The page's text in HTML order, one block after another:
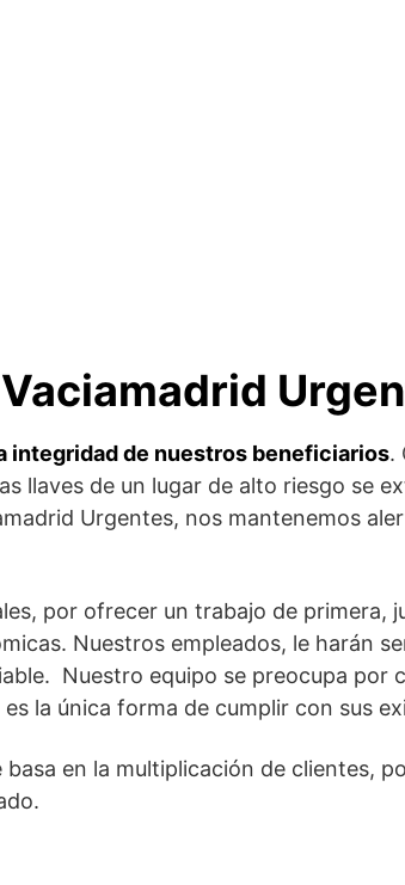
integridad de nuestros beneficiarios.
llaves de un lugar de alto riesgo se
Urgentes, nos mantenemos
por ofrecer un trabajo de primera,
Nuestros empleados, le harán
Nuestro equipo se preocupa por
la única forma de cumplir con sus
en la multiplicación de clientes,